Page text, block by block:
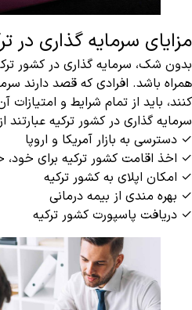
مزایای سرمایه گذاری در
بدون شک، سرمایه گذاری در کشور
همراه باشد. افرادی که قصد دارند
کنند، باید از تمام شرایط و
سرمایه گذاری در کشور ترکیه عبارتند
✓ دسترسی به بازار آمریکا و اروپا
✓ اخذ اقامت کشور ترکیه برای خود،
✓ امکان اپلای به کشور ترکیه
✓ بهره مندی از بیمه درمانی
✓ دریافت پاسپورت کشور ترکیه